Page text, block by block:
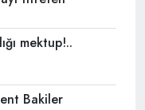
mektup!..
Bakiler